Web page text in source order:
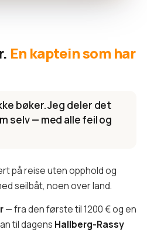
En kaptein som har
bøker. Jeg deler det
selv — med alle feil og
på reise uten opphold og
seilbåt, noen over land.
— fra den første til 1200 € og en
til dagens Hallberg-Rassy